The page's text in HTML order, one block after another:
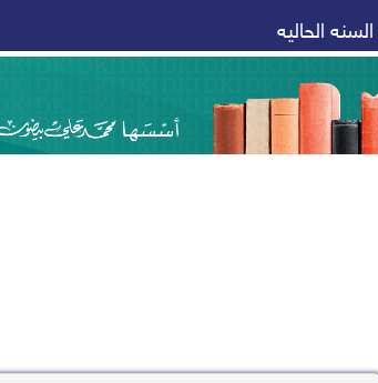
الحاليه